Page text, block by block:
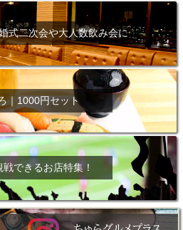
式二次会や大人数飲み会に
｜1000円セット
できるお店特集！